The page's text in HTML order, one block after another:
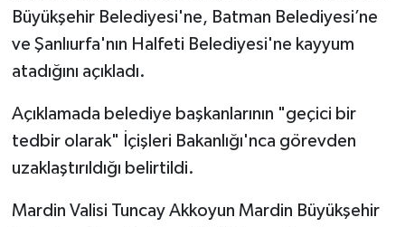
Büyükşehir Belediyesi'ne, Batman Belediyesi’ne
ve Şanlıurfa'nın Halfeti Belediyesi'ne kayyum
atadığını açıkladı.
Açıklamada belediye başkanlarının "geçici bir
tedbir olarak" İçişleri Bakanlığı'nca görevden
uzaklaştırıldığı belirtildi.
Mardin Valisi Tuncay Akkoyun Mardin Büyükşehir